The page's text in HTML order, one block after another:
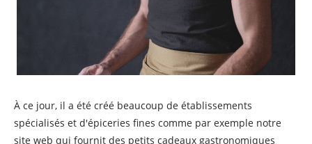
À ce jour, il a été créé beaucoup de établissements
spécialisés et d'épiceries fines comme par exemple notre
site web qui fournit des petits cadeaux gastronomiques